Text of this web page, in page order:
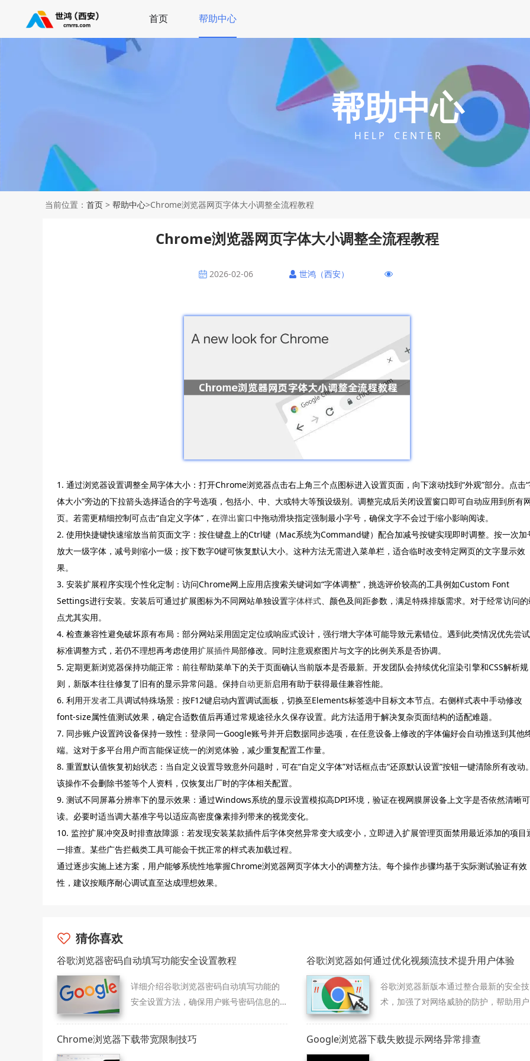
首页 帮助中心
帮助中心
H E L P C E N T E R
当前位置： 首页 > 帮助中心>Chrome浏览器网页字体大小调整全流程教程
Chrome浏览器网页字体大小调整全流程教程
2026-02-06 世鸿（西安）
1. 通过浏览器设置调整全局字体大小：打开Chrome浏览器点击右上角三个点图标进入设置页面，向下滚动找到“外观”部分。点击
体大小”旁边的下拉箭头选择适合的字号选项，包括小、中、大或特大等预设级别。调整完成后关闭设置窗口即可自动应用到所有
页。若需更精细控制可点击“自定义字体”，在弹出窗口中拖动滑块指定强制最小字号，确保文字不会过于缩小影响阅读。
2. 使用快捷键快速缩放当前页面文字：按住键盘上的Ctrl键（Mac系统为Command键）配合加减号按键实现即时调整。按一次加
放大一级字体，减号则缩小一级；按下数字0键可恢复默认大小。这种方法无需进入菜单栏，适合临时改变特定网页的文字显示效
果。
3. 安装扩展程序实现个性化定制：访问Chrome网上应用店搜索关键词如“字体调整”，挑选评价较高的工具例如Custom Font
Settings进行安装。安装后可通过扩展图标为不同网站单独设置字体样式、颜色及间距参数，满足特殊排版需求。对于经常访问
点尤其实用。
4. 检查兼容性避免破坏原有布局：部分网站采用固定定位或响应式设计，强行增大字体可能导致元素错位。遇到此类情况优先尝试
标准调整方式，若仍不理想再考虑使用扩展插件局部修改。同时注意观察图片与文字的比例关系是否协调。
5. 定期更新浏览器保持功能正常：前往帮助菜单下的关于页面确认当前版本是否最新。开发团队会持续优化渲染引擎和CSS解析规
则，新版本往往修复了旧有的显示异常问题。保持自动更新启用有助于获得最佳兼容性能。
6. 利用开发者工具调试特殊场景：按F12键启动内置调试面板，切换至Elements标签选中目标文本节点。右侧样式表中手动修改
font-size属性值测试效果，确定合适数值后再通过常规途径永久保存设置。此方法适用于解决复杂页面结构的适配难题。
7. 同步账户设置跨设备保持一致性：登录同一Google账号并开启数据同步选项，在任意设备上修改的字体偏好会自动推送到其他
端。这对于多平台用户而言能保证统一的浏览体验，减少重复配置工作量。
8. 重置默认值恢复初始状态：当自定义设置导致意外问题时，可在“自定义字体”对话框点击“还原默认设置”按钮一键清除所有改动
该操作不会删除书签等个人资料，仅恢复出厂时的字体相关配置。
9. 测试不同屏幕分辨率下的显示效果：通过Windows系统的显示设置模拟高DPI环境，验证在视网膜屏设备上文字是否依然清晰可
读。必要时适当调大基准字号以适应高密度像素排列带来的视觉变化。
10. 监控扩展冲突及时排查故障源：若发现安装某款插件后字体突然异常变大或变小，立即进入扩展管理页面禁用最近添加的项目
一排查。某些广告拦截类工具可能会干扰正常的样式表加载过程。
通过逐步实施上述方案，用户能够系统性地掌握Chrome浏览器网页字体大小的调整方法。每个操作步骤均基于实际测试验证有效
性，建议按顺序耐心调试直至达成理想效果。
猜你喜欢
谷歌浏览器密码自动填写功能安全设置教程
详细介绍谷歌浏览器密码自动填写功能的
安全设置方法，确保用户账号密码信息的
谷歌浏览器如何通过优化视频流技术提升用户体验
谷歌浏览器新版本通过整合最新的安全技
术，加强了对网络威胁的防护，帮助用户
览体验的安全性。
Chrome浏览器下载带宽限制技巧 Google浏览器下载失败提示网络异常排查